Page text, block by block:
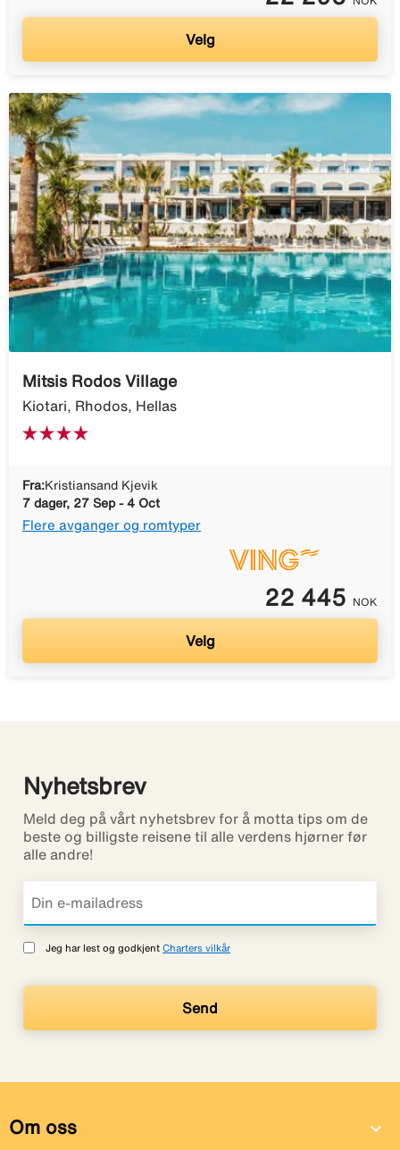
Velg
Mitsis Rodos Village
Kiotari, Rhodos, Hellas
Fra:Kristiansand Kjevik
7 dager, 27 Sep - 4 Oct
Flere avganger og romtyper
22 445 NOK
Velg
Nyhetsbrev
Meld deg på vårt nyhetsbrev for å motta tips om de
beste og billigste reisene til alle verdens hjørner før
alle andre!
Jeg har lest og godkjent Charters vilkår
Om oss expand_more